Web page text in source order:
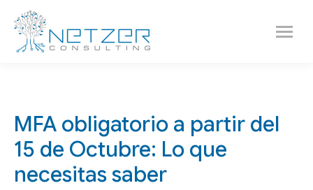
MFA obligatorio a partir del
15 de Octubre: Lo que
necesitas saber